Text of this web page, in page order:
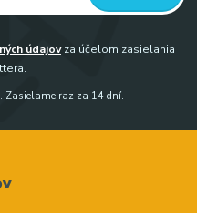
údajovza účelom zasielania
Zasielame raz za 14 dní.